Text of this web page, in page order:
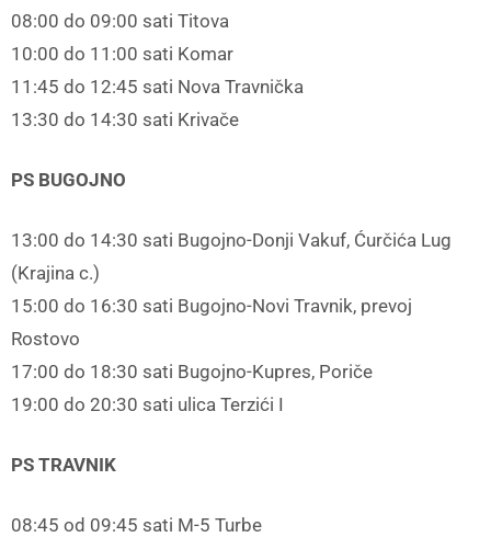
08:00 do 09:00 sati Titova
10:00 do 11:00 sati Komar
11:45 do 12:45 sati Nova Travnička
13:30 do 14:30 sati Krivače
PS BUGOJNO
13:00 do 14:30 sati Bugojno-Donji Vakuf, Ćurčića Lug
(Krajina c.)
15:00 do 16:30 sati Bugojno-Novi Travnik, prevoj
Rostovo
17:00 do 18:30 sati Bugojno-Kupres, Poriče
19:00 do 20:30 sati ulica Terzići I
PS TRAVNIK
08:45 od 09:45 sati M-5 Turbe